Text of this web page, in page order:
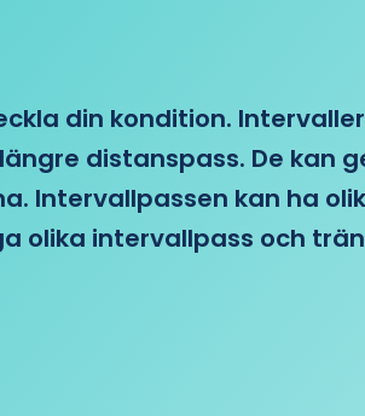
din kondition.
distanspass. De kan
Intervallpassen kan ha
olika intervallpass och